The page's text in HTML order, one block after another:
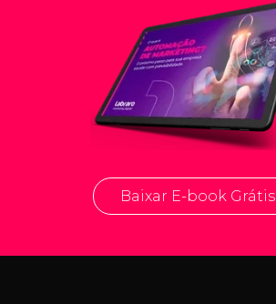
Baixar E-book Grátis